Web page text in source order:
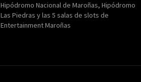
Hipódromo Nacional de Maroñas, Hipódromo
Las Piedras y las 5 salas de slots de
Entertainment Maroñas